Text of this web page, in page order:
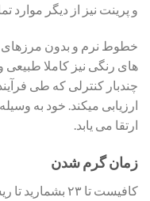
و پرینت نیز از دیگر موارد
خطوط نرم و بدون مرزهای
های رنگی نیز کاملا
چندبار کنترلی که طی
ارزیابی میکند. خود به
ارتقا می یابد.
زمان گرم شدن